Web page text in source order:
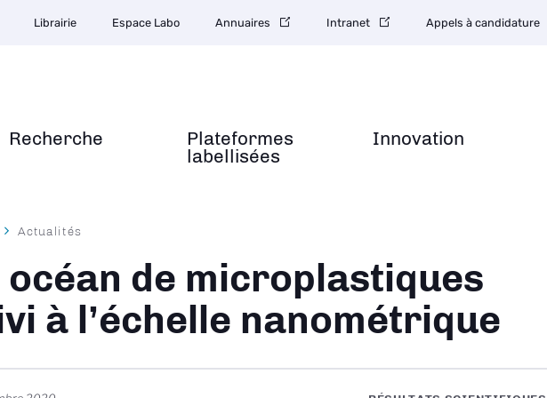
Recherche
Plateformes
labellisées
Innovation
Librairie Espace Labo Annuaires Intranet Appels à candidature
Actualités
océan de microplastiques
à l’échelle nanométrique